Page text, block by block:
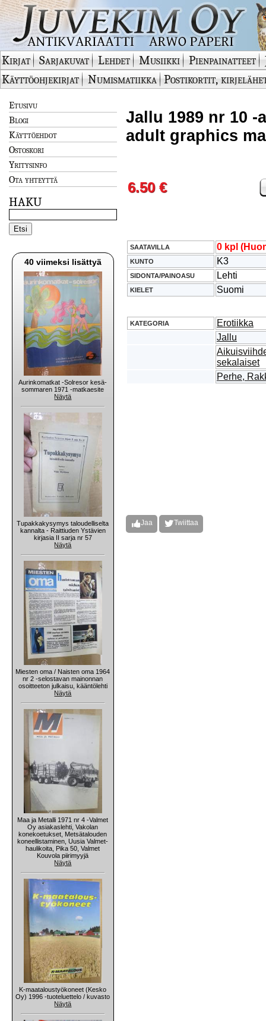
Kirjat Sarjakuvat Lehdet Musiikki Pienpainatteet
Käyttöohjekirjat
Numismatiikka Postikortit,
Etusivu
Blogi
Käyttöehdot
Ostoskori
Yritysinfo
Ota yhteyttä
HAKU
40 viimeksi lisättyä
Aurinkomatkat -Solresor kesä-
sommaren 1971 -matkaesite
Näytä
Tupakkakysymys taloudelliselta
kannalta - Raittiuden Ystävien
kirjasia II sarja nr 57
Näytä
Miesten oma / Naisten oma 1964
nr 2 -selostavan mainonnan
osoitteeton julkaisu, kääntölehti
Näytä
Maa ja Metalli 1971 nr 4 -Valmet
Oy asiakaslehti, Vakolan
konekoetukset, Metsätalouden
koneellistaminen, Uusia Valmet-
haulikoita, Pika 50, Valmet
Kouvola piirimyyjä
Näytä
K-maataloustyökoneet (Kesko
Oy) 1996 -tuoteluettelo / kuvasto
Näytä
Jallu 1989 nr 10
adult graphics
6.50 €
SAATAVILLA 0 kpl
KUNTO K3
SIDONTA/PAINOASU Lehti
KIELET Suomi
KATEGORIA
Erotiikka
Jallu
sekalaiset
Perhe,
Jaa Twiittaa